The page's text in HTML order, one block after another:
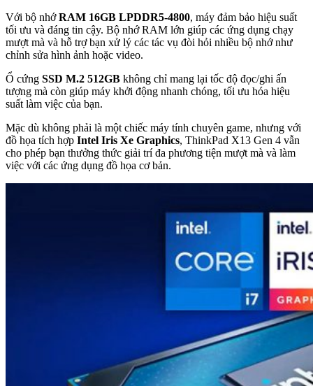
Với bộ nhớRAM 16GB LPDDR5-4800, máy đảm bảo hiệu suất
tối ưu và đáng tin cậy. Bộ nhớ RAM lớn giúp các ứng dụng chạy
mượt mà và hỗ trợ bạn xử lý các tác vụ đòi hỏi nhiều bộ nhớ như
chỉnh sửa hình ảnh hoặc video.
Ổ cứng SSD M.2 512GB không chỉ mang lại tốc độ đọc/ghi ấn
tượng mà còn giúp máy khởi động nhanh chóng, tối ưu hóa hiệu
suất làm việc của bạn.
Mặc dù không phải là một chiếc máy tính chuyên game, nhưng với
đồ họa tích hợp Intel Iris Xe Graphics, ThinkPad X13 Gen 4 vẫn
cho phép bạn thưởng thức giải trí đa phương tiện mượt mà và làm
việc với các ứng dụng đồ họa cơ bản.